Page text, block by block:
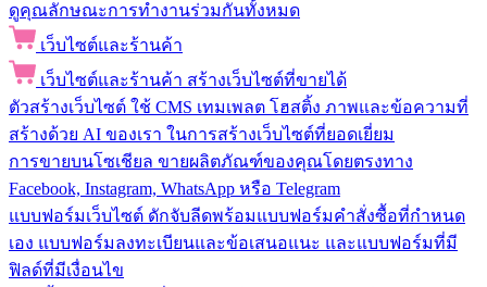
ดูคุณลักษณะการทำงานร่วมกันทั้งหมด
เว็บไซต์และร้านค้า
เว็บไซต์และร้านค้า สร้างเว็บไซต์ที่ขายได้
ตัวสร้างเว็บไซต์ ใช้ CMS เทมเพลต โฮสติ้ง ภาพและข้อความที่
สร้างด้วย AI ของเรา ในการสร้างเว็บไซต์ที่ยอดเยี่ยม
การขายบนโซเชียล ขายผลิตภัณฑ์ของคุณโดยตรงทาง
Facebook, Instagram, WhatsApp หรือ Telegram
แบบฟอร์มเว็บไซต์ ดักจับลีดพร้อมแบบฟอร์มคำสั่งซื้อที่กำหนด
เอง แบบฟอร์มลงทะเบียนและข้อเสนอแนะ และแบบฟอร์มที่มี
ฟิลด์ที่มีเงื่อนไข